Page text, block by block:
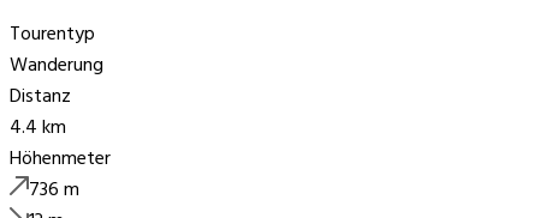
Tourentyp
Wanderung
Distanz
4.4 km
Höhenmeter
736m